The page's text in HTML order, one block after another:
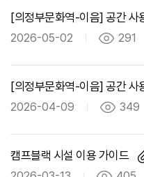
[의정부문화역-이음] 공간
2026-05-02 291
[의정부문화역-이음] 공간
2026-04-09 349
캠프블랙 시설 이용 가이드